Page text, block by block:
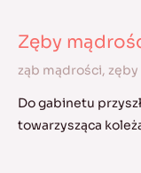
Zęby
ząb mądrości, zęby
Do gabinetu
towarzysząca